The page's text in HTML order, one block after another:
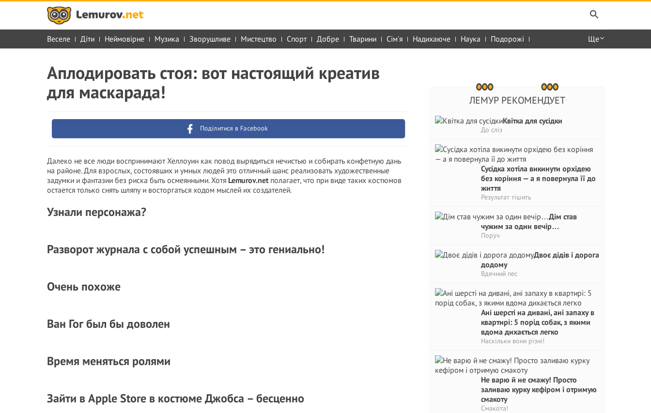
Веселе Діти Неймовірне Музика Зворушливе Мистецтво Спорт Добре Тварини Сім'я Надихаюче Наука Подорожі Ще
ЛЕМУР РЕКОМЕНДУЕТ
Квітка для сусідки
До сліз
Сусідка хотіла викинути орхідею
без коріння — а я повернула її до
життя
Результат тішить
Дім став
чужим за один вечір…
Поруч
Двоє дідів і дорога
додому
Вдячний пес
Ані шерсті на дивані, ані запаху в
квартирі: 5 порід собак, з якими
вдома дихається легко
Наскільки вони різні!
Не варю й не смажу! Просто
заливаю курку кефіром і отримую
смакоту
Смакота!
Аплодировать стоя: вот настоящий креатив
для маскарада!
Поділитися в Facebook
Далеко не все люди воспринимают Хеллоуин как повод вырядиться нечистью и собирать конфетную дань
на районе. Для взрослых, состоявших и умных людей это отличный шанс реализовать художественные
задумки и фантазии без риска быть осмеянными. Хотя Lemurov.net полагает, что при виде таких костюмов
остается только снять шляпу и восторгаться ходом мыслей их создателей.
Узнали персонажа?
Разворот журнала с собой успешным – это гениально!
Очень похоже
Ван Гог был бы доволен
Время меняться ролями
Зайти в Apple Store в костюме Джобса – бесценно